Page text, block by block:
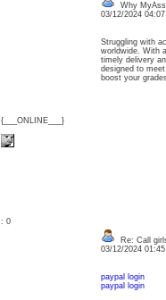
{___ONLINE___}
Why
03/12/2024
Struggling with
worldwide. With
timely delivery
designed to
boost your
: 0
Re: Call
03/12/2024
paypal login
paypal login